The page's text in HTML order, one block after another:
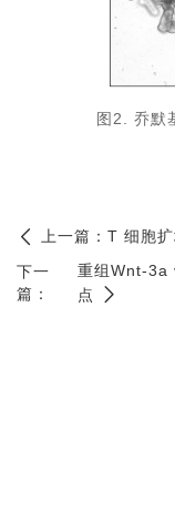
图2. 乔默
上一篇： T 细胞
下一
篇：
重组Wnt-3a
点